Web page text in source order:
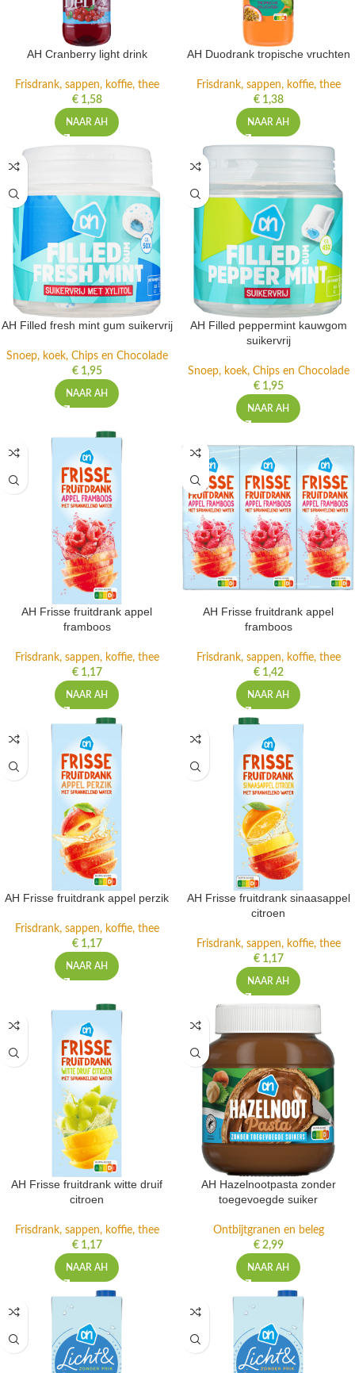
AH Cranberry light drink
Frisdrank, sappen, koffie, thee
€1,58
NAAR AH
AH Duodrank tropische vruchten
Frisdrank, sappen, koffie, thee
€1,38
NAAR AH
AH Filled fresh mint gum suikervrij
Snoep, koek, Chips en Chocolade
€1,95
NAAR AH
AH Filled peppermint kauwgom
suikervrij
Snoep, koek, Chips en Chocolade
€1,95
NAAR AH
AH Frisse fruitdrank appel
framboos
Frisdrank, sappen, koffie, thee
€1,17
NAAR AH
AH Frisse fruitdrank appel
framboos
Frisdrank, sappen, koffie, thee
€1,42
NAAR AH
AH Frisse fruitdrank appel perzik
Frisdrank, sappen, koffie, thee
€1,17
NAAR AH
AH Frisse fruitdrank sinaasappel
citroen
Frisdrank, sappen, koffie, thee
€1,17
NAAR AH
AH Frisse fruitdrank witte druif
citroen
Frisdrank, sappen, koffie, thee
€1,17
NAAR AH
AH Hazelnootpasta zonder
toegevoegde suiker
Ontbijtgranen en beleg
€2,99
NAAR AH